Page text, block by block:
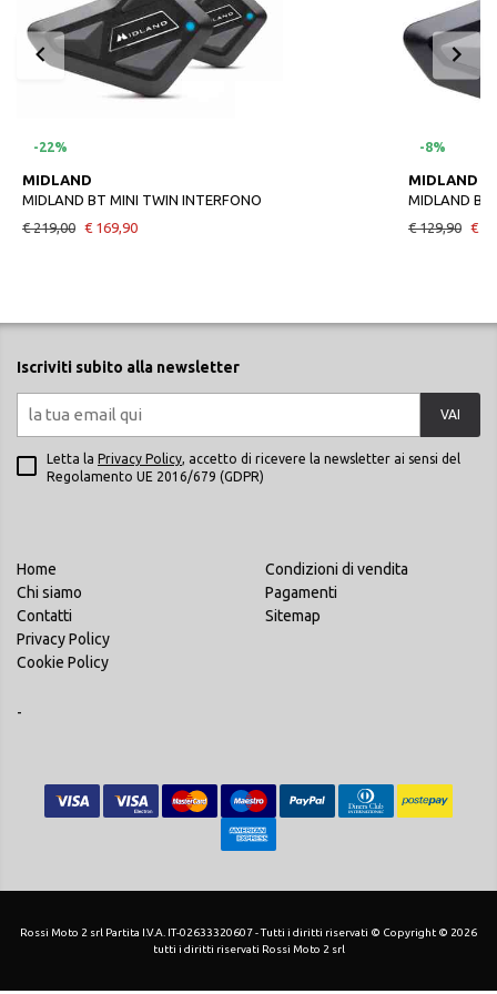
-22%
MIDLAND
MIDLAND BT MINI TWIN INTERFONO
€ 219,00 € 169,90
-8%
MIDLAND
MIDLAND BT
€ 129,90 €
Iscriviti subito alla newsletter
VAI
Letta la Privacy Policy, accetto di ricevere la newsletter ai sensi del
Regolamento UE 2016/679 (GDPR)
Home
Chi siamo
Contatti
Privacy Policy
Cookie Policy
Condizioni di vendita
Pagamenti
Sitemap
-
Rossi Moto 2 srl Partita I.V.A. IT-02633320607 - Tutti i diritti riservati © Copyright © 2026
tutti i diritti riservati Rossi Moto 2 srl